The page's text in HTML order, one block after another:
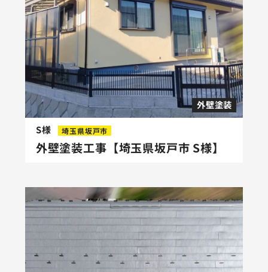
外壁塗装
S様 埼玉県坂戸市
外壁塗装工事【埼玉県坂戸市 S様】